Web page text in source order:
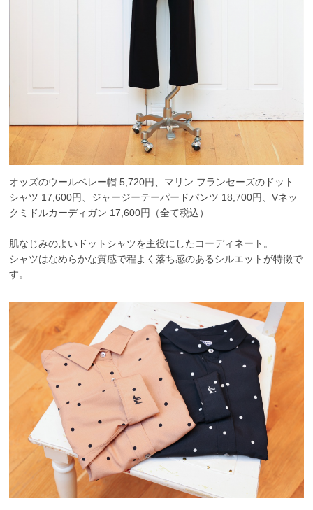
オッズのウールベレー帽 5,720円、マリン フランセーズのドット
シャツ 17,600円、ジャージーテーパードパンツ 18,700円、Vネッ
クミドルカーディガン 17,600円（全て税込）
肌なじみのよいドットシャツを主役にしたコーディネート。
シャツはなめらかな質感で程よく落ち感のあるシルエットが特徴で
す。